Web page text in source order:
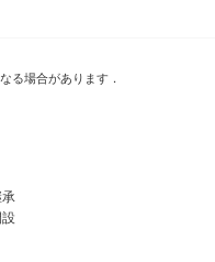
る場合があります．